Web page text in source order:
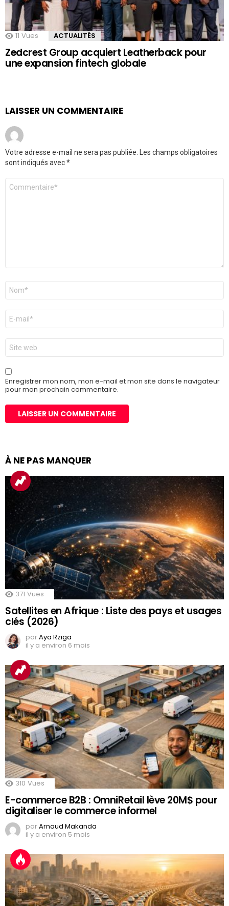
11 Vues ACTUALITÉS
Zedcrest Group acquiert Leatherback pour
une expansion fintech globale
LAISSER UN COMMENTAIRE
Votre adresse e-mail ne sera pas publiée.
Les champs obligatoires
sont indiqués avec*
Commentaire
Nom
E-
mail
*
Site
web
Enregistrer mon nom, mon e-mail et mon site dans le navigateur
pour mon prochain commentaire.
À NE PAS MANQUER
371 Vues
Satellites en Afrique : Liste des pays et usages
clés (2026)
parAya Rziga
il y a environ 6 mois
310 Vues
E-commerce B2B : OmniRetail lève 20M$ pour
digitaliser le commerce informel
parArnaud Makanda
il y a environ 5 mois